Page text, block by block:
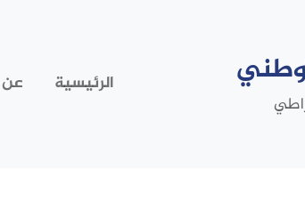
الرئيسية عن